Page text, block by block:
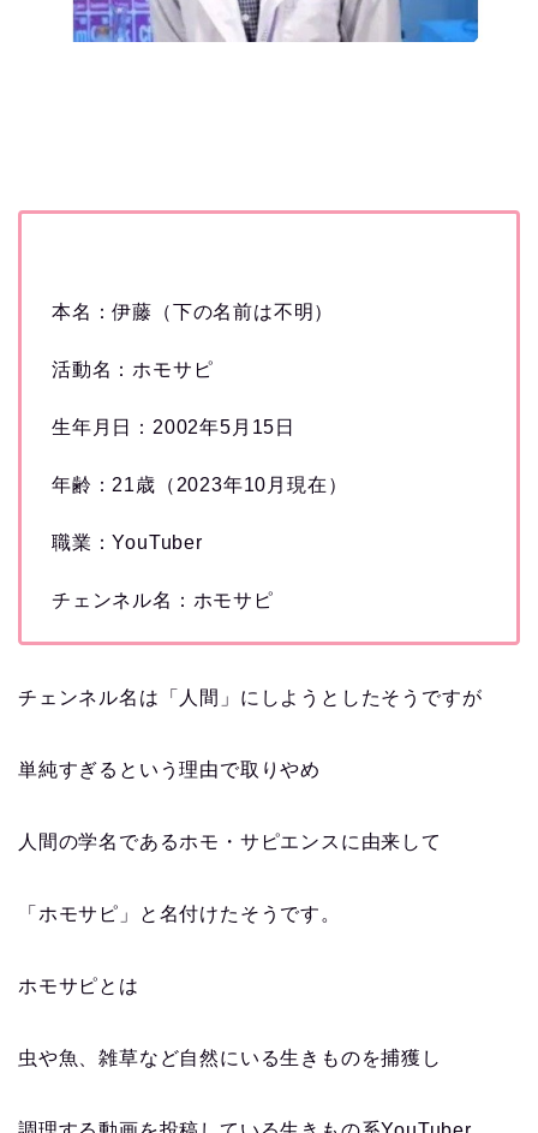
本名：伊藤（下の名前は不明）
活動名：ホモサピ
生年月日：2002年5月15日
年齢：21歳（2023年10月現在）
職業：YouTuber
チェンネル名：ホモサピ
チェンネル名は「人間」にしようとしたそうですが
単純すぎるという理由で取りやめ
人間の学名であるホモ・サピエンスに由来して
「ホモサピ」と名付けたそうです。
ホモサピとは
虫や魚、雑草など自然にいる生きものを捕獲し